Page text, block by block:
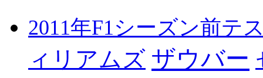
2011年F1シーズン前テ
ィリアムズ ザウバー